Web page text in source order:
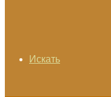
Искать